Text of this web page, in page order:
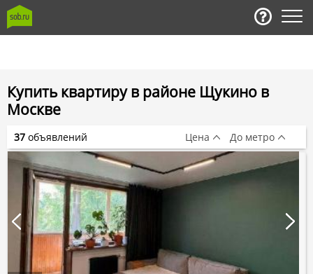
Купить квартиру в районе Щукино в
Москве
37 объявлений Цена До метро